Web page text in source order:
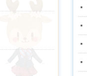
넷
넷
넷
넷